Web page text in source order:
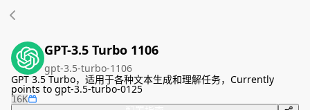
GPT-3.5 Turbo 1106
gpt-3.5-turbo-1106
GPT 3.5 Turbo，适用于各种文本生成和理解任务，Currently
points to gpt-3.5-turbo-0125
16K